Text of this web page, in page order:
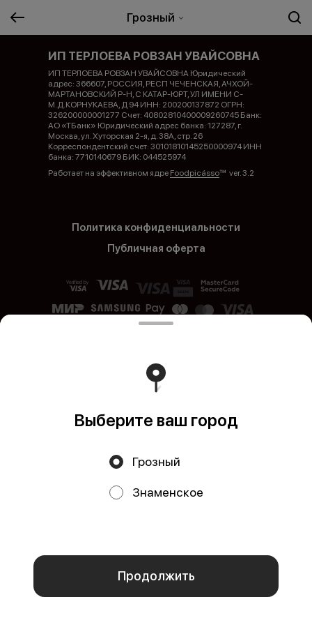
Грозный
аналитических сервисов согласно нашейполитике
конфиденциальности
ИП ТЕРЛОЕВА РОВЗАН УВАЙСОВНА
ИП ТЕРЛОЕВА РОВЗАН УВАЙСОВНА Юридический
адрес: 366607, РОССИЯ, РЕСП ЧЕЧЕНСКАЯ, АЧХОЙ-
МАРТАНОВСКИЙ Р-Н, С КАТАР-ЮРТ, УЛ ИМЕНИ С-
М.Д.КОРНУКАЕВА, Д 94 ИНН: 200200137872 ОГРН:
326200000001277 Счет: 40802810400009260745 Банк:
АО «ТБанк» Юридический адрес банка: 127287, г.
Москва, ул. Хуторская 2-я, д. 38А, стр. 26
Корреспондентский счет: 30101810145250000974 ИНН
банка: 7710140679 БИК: 044525974
Работает на эффективном ядре Foodpicássover. 3.2
Политика конфиденциальности
Публичная оферта
Акции, скидки, кэшбэк − в нашем приложении!
Выберите ваш город
Грозный
Знаменское